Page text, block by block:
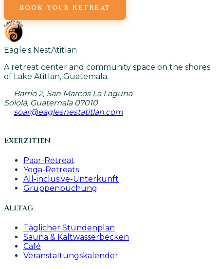
Book Your Retreat
Eagle's NestAtitlan
A retreat center and community space on the shores
of Lake Atitlan, Guatemala.
Barrio 2, San Marcos La Laguna
Sololá, Guatemala 07010
soar@eaglesnestatitlan.com
Exerzitien
Paar-Retreat
Yoga-Retreats
All-inclusive-Unterkunft
Gruppenbuchung
Alltag
Täglicher Stundenplan
Sauna & Kaltwasserbecken
Café
Veranstaltungskalender